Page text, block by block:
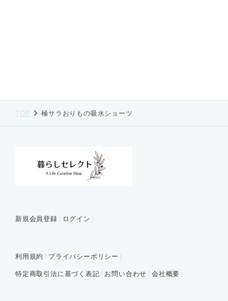
TOP 極サラおりもの吸水ショーツ
新規会員登録 ログイン
利用規約 プライバシーポリシー
特定商取引法に基づく表記 お問い合わせ 会社概要